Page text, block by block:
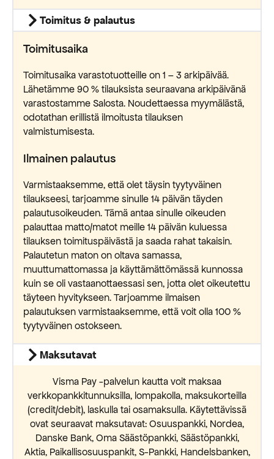
Toimitus & palautus
Toimitusaika
Toimitusaika varastotuotteille on 1 – 3 arkipäivää.
Lähetämme 90 % tilauksista seuraavana arkipäivänä
varastostamme Salosta. Noudettaessa myymälästä,
odotathan erillistä ilmoitusta tilauksen
valmistumisesta.
Ilmainen palautus
Varmistaaksemme, että olet täysin tyytyväinen
tilaukseesi, tarjoamme sinulle 14 päivän täyden
palautusoikeuden. Tämä antaa sinulle oikeuden
palauttaa matto/matot meille 14 päivän kuluessa
tilauksen toimituspäivästä ja saada rahat takaisin.
Palautetun maton on oltava samassa,
muuttumattomassa ja käyttämättömässä kunnossa
kuin se oli vastaanottaessasi sen, jotta olet oikeutettu
täyteen hyvitykseen. Tarjoamme ilmaisen
palautuksen varmistaaksemme, että voit olla 100 %
tyytyväinen ostokseen.
Maksutavat
Visma Pay -palvelun kautta voit maksaa
verkkopankkitunnuksilla, lompakolla, maksukorteilla
(credit/debit), laskulla tai osamaksulla. Käytettävissä
ovat seuraavat maksutavat: Osuuspankki, Nordea,
Danske Bank, Oma Säästöpankki, Säästöpankki,
Aktia, Paikallisosuuspankit, S-Pankki, Handelsbanken,